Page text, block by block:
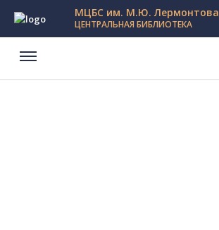
МЦБС им. М.Ю. Лермонтова
ЦЕНТРАЛЬНАЯ БИБЛИОТЕКА